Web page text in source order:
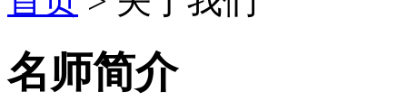
名师简介